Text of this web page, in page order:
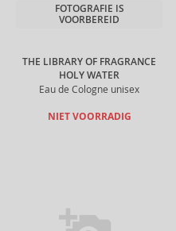
THE LIBRARY OF FRAGRANCE
HOLY WATER
Eau de Cologne unisex
FOTOGRAFIE IS
VOORBEREID
NIET VOORRADIG